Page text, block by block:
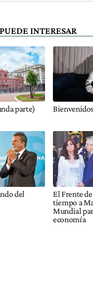
INTERESAR
parte)
del
El Frente
tiempo a
Mundial
economía